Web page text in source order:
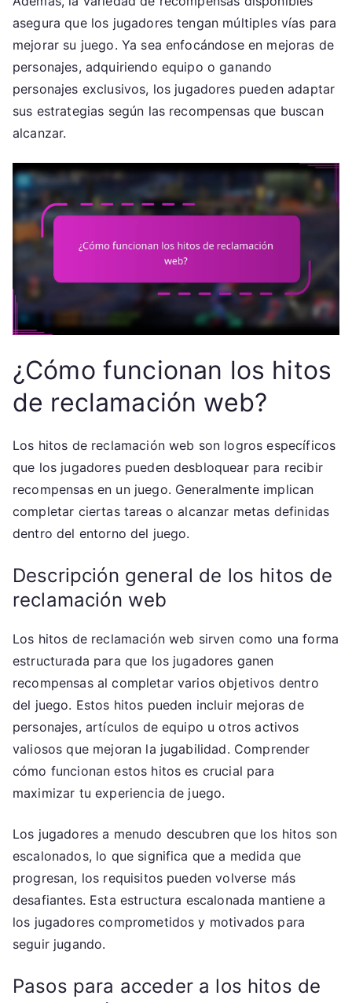
asegura que los jugadores tengan múltiples vías para
mejorar su juego. Ya sea enfocándose en mejoras de
personajes, adquiriendo equipo o ganando
personajes exclusivos, los jugadores pueden adaptar
sus estrategias según las recompensas que buscan
alcanzar.
¿Cómo funcionan los hitos
de reclamación web?
Los hitos de reclamación web son logros específicos
que los jugadores pueden desbloquear para recibir
recompensas en un juego. Generalmente implican
completar ciertas tareas o alcanzar metas definidas
dentro del entorno del juego.
Descripción general de los hitos de
reclamación web
Los hitos de reclamación web sirven como una forma
estructurada para que los jugadores ganen
recompensas al completar varios objetivos dentro
del juego. Estos hitos pueden incluir mejoras de
personajes, artículos de equipo u otros activos
valiosos que mejoran la jugabilidad. Comprender
cómo funcionan estos hitos es crucial para
maximizar tu experiencia de juego.
Los jugadores a menudo descubren que los hitos son
escalonados, lo que significa que a medida que
progresan, los requisitos pueden volverse más
desafiantes. Esta estructura escalonada mantiene a
los jugadores comprometidos y motivados para
seguir jugando.
Pasos para acceder a los hitos de